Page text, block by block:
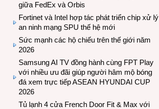
giữa FedEx và Orbis
Fortinet và Intel hợp tác phát triển chip xử lý
an ninh mạng SPU thế hệ mới
Sức mạnh các hộ chiếu trên thế giới năm
2026
Samsung AI TV đồng hành cùng FPT Play
với nhiều ưu đãi giúp người hâm mộ bóng
đá xem trực tiếp ASEAN HYUNDAI CUP
2026
Tủ lạnh 4 cửa French Door Fit & Max với